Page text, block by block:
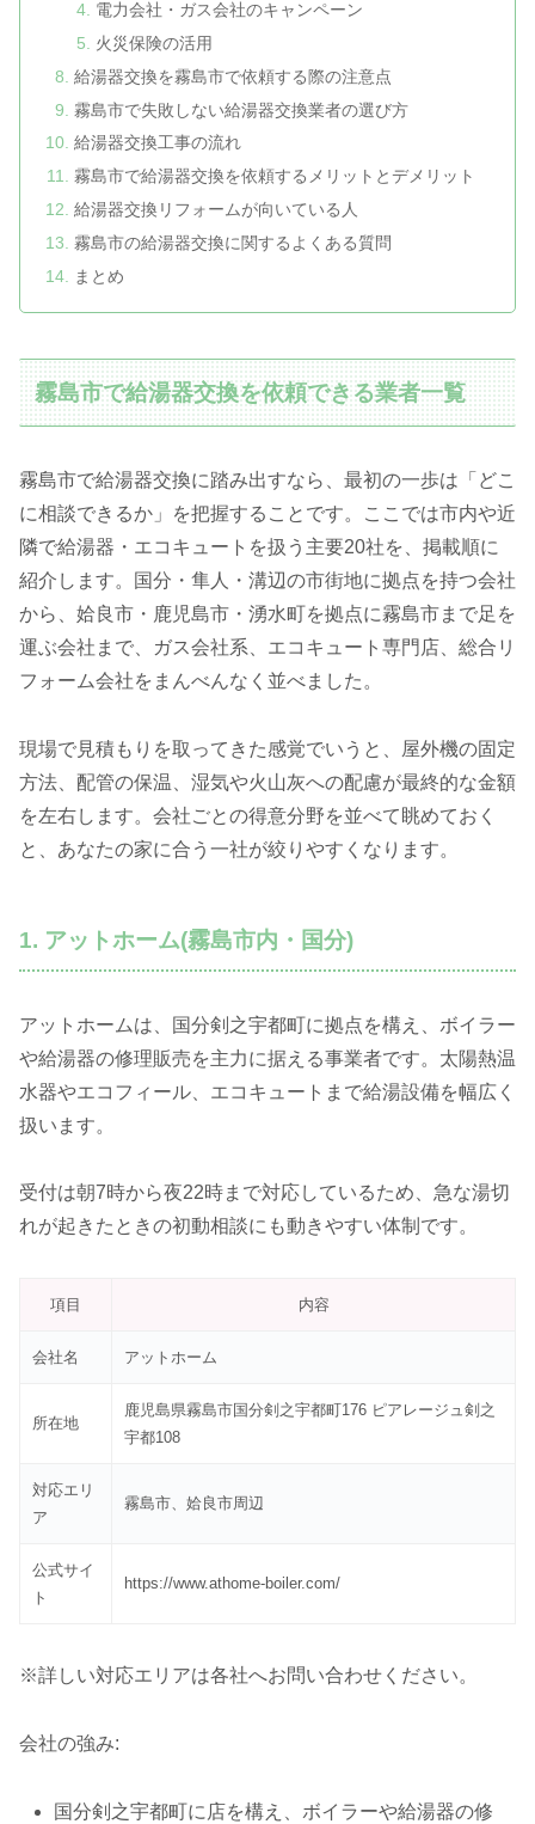
電力会社・ガス会社のキャンペーン
火災保険の活用
給湯器交換を霧島市で依頼する際の注意点
霧島市で失敗しない給湯器交換業者の選び方
給湯器交換工事の流れ
霧島市で給湯器交換を依頼するメリットとデメリット
給湯器交換リフォームが向いている人
霧島市の給湯器交換に関するよくある質問
まとめ
霧島市で給湯器交換を依頼できる業者一覧
霧島市で給湯器交換に踏み出すなら、最初の一歩は「どこ
に相談できるか」を把握することです。ここでは市内や近
隣で給湯器・エコキュートを扱う主要20社を、掲載順に
紹介します。国分・隼人・溝辺の市街地に拠点を持つ会社
から、姶良市・鹿児島市・湧水町を拠点に霧島市まで足を
運ぶ会社まで、ガス会社系、エコキュート専門店、総合リ
フォーム会社をまんべんなく並べました。
現場で見積もりを取ってきた感覚でいうと、屋外機の固定
方法、配管の保温、湿気や火山灰への配慮が最終的な金額
を左右します。会社ごとの得意分野を並べて眺めておく
と、あなたの家に合う一社が絞りやすくなります。
1. アットホーム(霧島市内・国分)
アットホームは、国分剣之宇都町に拠点を構え、ボイラー
や給湯器の修理販売を主力に据える事業者です。太陽熱温
水器やエコフィール、エコキュートまで給湯設備を幅広く
扱います。
受付は朝7時から夜22時まで対応しているため、急な湯切
れが起きたときの初動相談にも動きやすい体制です。
項目 内容
会社名 アットホーム
所在地
鹿児島県霧島市国分剣之宇都町176 ピアレージュ剣之
宇都108
対応エリ
ア
霧島市、姶良市周辺
公式サイ
ト
https://www.athome-boiler.com/
※詳しい対応エリアは各社へお問い合わせください。
会社の強み:
国分剣之宇都町に店を構え、ボイラーや給湯器の修